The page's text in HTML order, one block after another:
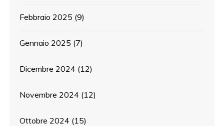
Febbraio 2025 (9)
Gennaio 2025 (7)
Dicembre 2024 (12)
Novembre 2024 (12)
Ottobre 2024 (15)